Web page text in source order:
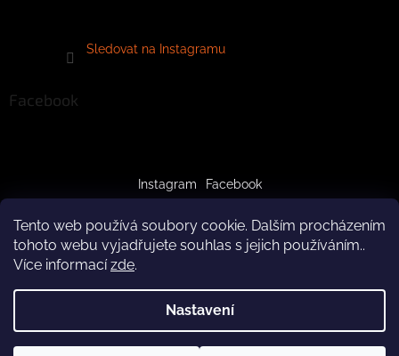
Tento web používá soubory cookie. Dalším procházením
tohoto webu vyjadřujete souhlas s jejich používáním..
Více informacízde.
Nastavení
Sledovat na Instagramu
Facebook
Instagram Facebook
crazypaws.cz